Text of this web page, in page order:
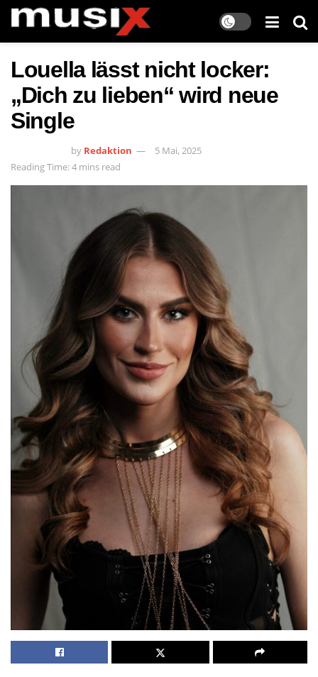
Louella lässt nicht locker:
„Dich zu lieben“ wird neue
Single
by Redaktion
5 Mai, 2025
Reading Time: 4 mins read